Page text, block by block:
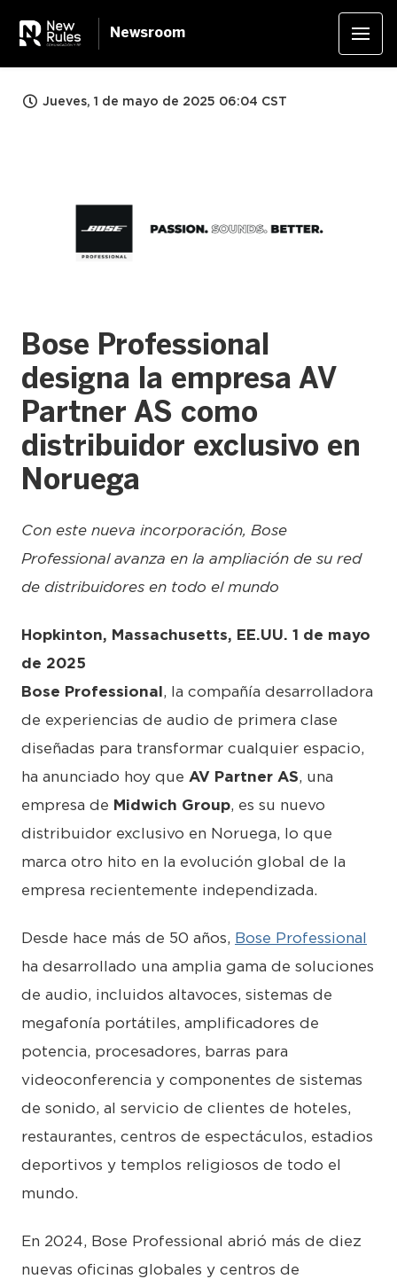
Newsroom
Jueves, 1 de mayo de 2025 06:04 CST
Bose Professional
designa la empresa AV
Partner AS como
distribuidor exclusivo en
Noruega
Con este nueva incorporación, Bose
Professional avanza en la ampliación de su red
de distribuidores en todo el mundo
Hopkinton, Massachusetts, EE.UU. 1 de mayo
de 2025
Bose Professional, la compañía desarrolladora
de experiencias de audio de primera clase
diseñadas para transformar cualquier espacio,
ha anunciado hoy que AV Partner AS, una
empresa de Midwich Group, es su nuevo
distribuidor exclusivo en Noruega, lo que
marca otro hito en la evolución global de la
empresa recientemente independizada.
Desde hace más de 50 años, Bose Professional
ha desarrollado una amplia gama de soluciones
de audio, incluidos altavoces, sistemas de
megafonía portátiles, amplificadores de
potencia, procesadores, barras para
videoconferencia y componentes de sistemas
de sonido, al servicio de clientes de hoteles,
restaurantes, centros de espectáculos, estadios
deportivos y templos religiosos de todo el
mundo.
En 2024, Bose Professional abrió más de diez
nuevas oficinas globales y centros de